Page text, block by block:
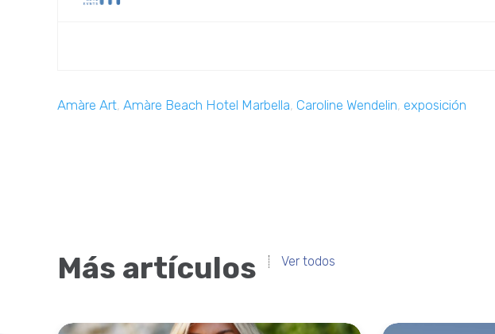
Amàre Art, Amàre Beach Hotel Marbella, Caroline Wendelin, exposición
Más artículos Ver todos